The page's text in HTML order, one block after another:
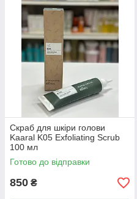
Скраб для шкіри голови
Kaaral K05 Exfoliating Scrub
100 мл
Готово до відправки
850 ₴